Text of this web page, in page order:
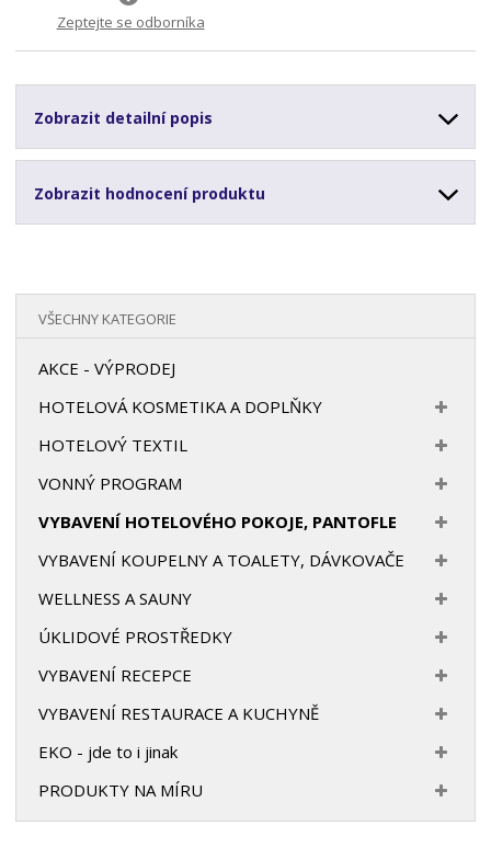
Zeptejte se odborníka
Zobrazit detailní popis
Zobrazit hodnocení produktu
VŠECHNY KATEGORIE
AKCE - VÝPRODEJ
HOTELOVÁ KOSMETIKA A DOPLŇKY
HOTELOVÝ TEXTIL
VONNÝ PROGRAM
VYBAVENÍ HOTELOVÉHO POKOJE, PANTOFLE
VYBAVENÍ KOUPELNY A TOALETY, DÁVKOVAČE
WELLNESS A SAUNY
ÚKLIDOVÉ PROSTŘEDKY
VYBAVENÍ RECEPCE
VYBAVENÍ RESTAURACE A KUCHYNĚ
EKO - jde to i jinak
PRODUKTY NA MÍRU